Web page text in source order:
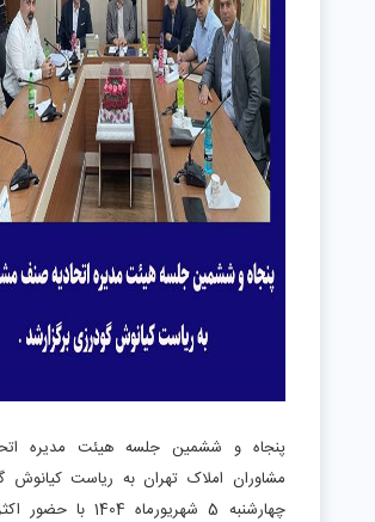
پنجاه و ششمین جلسه هیئت مدیره
مشاوران املاک تهران به ریاست کیانوش
چهارشنبه 5 شهریورماه